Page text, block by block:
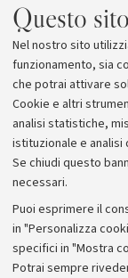
Questo
Nel nostro sito
funzionamento, sia
che potrai attivare
Cookie e altri
analisi statistiche,
istituzionale e
Se chiudi questo
necessari.
Puoi esprimere il
in "Personalizza
specifici in "Mostra
Potrai sempre